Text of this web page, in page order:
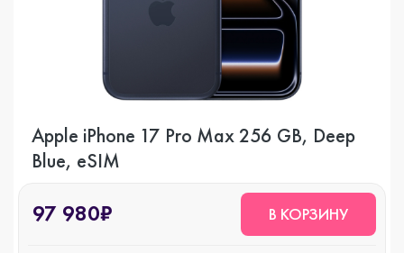
Apple iPhone 17 Pro Max 256 GB, Deep
Blue, eSIM
97 980₽ В КОРЗИНУ